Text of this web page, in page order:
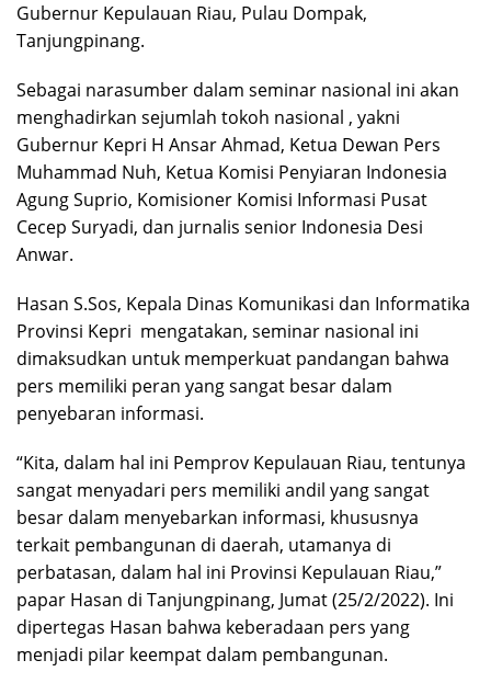
Gubernur Kepulauan Riau, Pulau Dompak,
Tanjungpinang.
Sebagai narasumber dalam seminar nasional ini akan
menghadirkan sejumlah tokoh nasional , yakni
Gubernur Kepri H Ansar Ahmad, Ketua Dewan Pers
Muhammad Nuh, Ketua Komisi Penyiaran Indonesia
Agung Suprio, Komisioner Komisi Informasi Pusat
Cecep Suryadi, dan jurnalis senior Indonesia Desi
Anwar.
Hasan S.Sos, Kepala Dinas Komunikasi dan Informatika
Provinsi Kepri mengatakan, seminar nasional ini
dimaksudkan untuk memperkuat pandangan bahwa
pers memiliki peran yang sangat besar dalam
penyebaran informasi.
“Kita, dalam hal ini Pemprov Kepulauan Riau, tentunya
sangat menyadari pers memiliki andil yang sangat
besar dalam menyebarkan informasi, khususnya
terkait pembangunan di daerah, utamanya di
perbatasan, dalam hal ini Provinsi Kepulauan Riau,”
papar Hasan di Tanjungpinang, Jumat (25/2/2022). Ini
dipertegas Hasan bahwa keberadaan pers yang
menjadi pilar keempat dalam pembangunan.